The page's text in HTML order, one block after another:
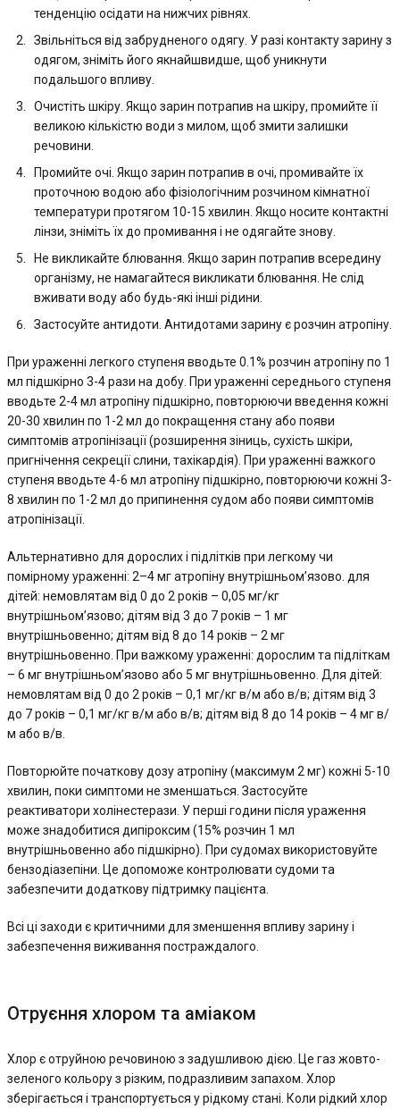
тенденцію осідати на нижчих рівнях.
Звільніться від забрудненого одягу. У разі контакту зарину з
одягом, зніміть його якнайшвидше, щоб уникнути
подальшого впливу.
Очистіть шкіру. Якщо зарин потрапив на шкіру, промийте її
великою кількістю води з милом, щоб змити залишки
речовини.
Промийте очі. Якщо зарин потрапив в очі, промивайте їх
проточною водою або фізіологічним розчином кімнатної
температури протягом 10-15 хвилин. Якщо носите контактні
лінзи, зніміть їх до промивання і не одягайте знову.
Не викликайте блювання. Якщо зарин потрапив всередину
організму, не намагайтеся викликати блювання. Не слід
вживати воду або будь-які інші рідини.
Застосуйте антидоти. Антидотами зарину є розчин атропіну.
При ураженні легкого ступеня вводьте 0.1% розчин атропіну по 1
мл підшкірно 3-4 рази на добу. При ураженні середнього ступеня
вводьте 2-4 мл атропіну підшкірно, повторюючи введення кожні
20-30 хвилин по 1-2 мл до покращення стану або появи
симптомів атропінізації (розширення зіниць, сухість шкіри,
пригнічення секреції слини, тахікардія). При ураженні важкого
ступеня вводьте 4-6 мл атропіну підшкірно, повторюючи кожні 3-
8 хвилин по 1-2 мл до припинення судом або появи симптомів
атропінізації.
Альтернативно для дорослих і підлітків при легкому чи
помірному ураженні: 2–4 мг атропіну внутрішньом’язово. для
дітей: немовлятам від 0 до 2 років – 0,05 мг/кг
внутрішньом’язово; дітям від 3 до 7 років – 1 мг
внутрішньовенно; дітям від 8 до 14 років – 2 мг
внутрішньовенно. При важкому ураженні: дорослим та підліткам
– 6 мг внутрішньом’язово або 5 мг внутрішньовенно. Для дітей:
немовлятам від 0 до 2 років – 0,1 мг/кг в/м або в/в; дітям від 3
до 7 років – 0,1 мг/кг в/м або в/в; дітям від 8 до 14 років – 4 мг в/
м або в/в.
Повторюйте початкову дозу атропіну (максимум 2 мг) кожні 5-10
хвилин, поки симптоми не зменшаться. Застосуйте
реактиватори холінестерази. У перші години після ураження
може знадобитися дипіроксим (15% розчин 1 мл
внутрішньовенно або підшкірно). При судомах використовуйте
бензодіазепіни. Це допоможе контролювати судоми та
забезпечити додаткову підтримку пацієнта.
Всі ці заходи є критичними для зменшення впливу зарину і
забезпечення виживання постраждалого.
Отруєння хлором та аміаком
Хлор є отруйною речовиною з задушливою дією. Це газ жовто-
зеленого кольору з різким, подразливим запахом. Хлор
зберігається і транспортується у рідкому стані. Коли рідкий хлор